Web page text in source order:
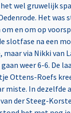
wel gruwelijk
Het was
en om op
slotfase na een
via Nikki van
weer 6-6. De
Ottens-Roefs
miste. In dezelfde
der Steeg-